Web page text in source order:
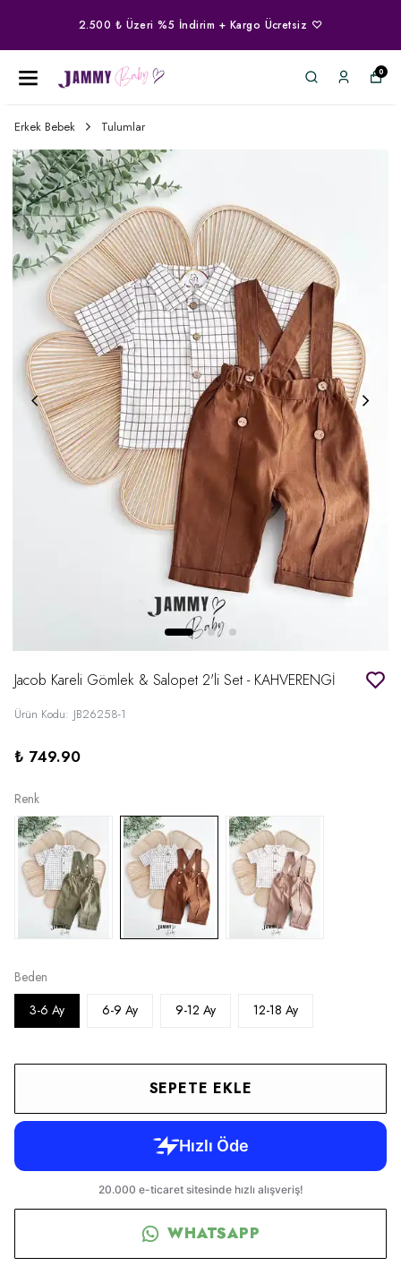
2.500 ₺ Üzeri %5 İndirim + Kargo Ücretsiz ♡
0
Erkek Bebek Tulumlar
Jacob Kareli Gömlek & Salopet 2'li Set - KAHVERENGİ
Ürün Kodu: JB26258-1
₺ 749.90
Renk
Beden
3-6 Ay
6-9 Ay 9-12 Ay 12-18 Ay
SEPETE EKLE
WHATSAPP